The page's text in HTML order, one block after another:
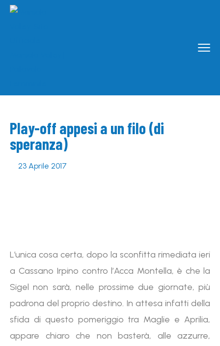
Play-off appesi a un filo (di
speranza)
23 Aprile 2017
L’unica cosa certa, dopo la sconfitta rimediata ieri
a Cassano Irpino contro l’Acca Montella, è che la
Sigel non sarà, nelle prossime due giornate, più
padrona del proprio destino. In attesa infatti della
sfida di questo pomeriggio tra Maglie e Aprilia,
appare chiaro che non basterà, alle azzurre,